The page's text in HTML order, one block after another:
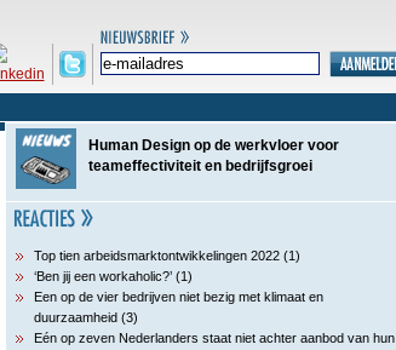
Human Design op de werkvloer voor
teameffectiviteit en bedrijfsgroei
Top tien arbeidsmarktontwikkelingen 2022 (1)
‘Ben jij een workaholic?’ (1)
Een op de vier bedrijven niet bezig met klimaat en
duurzaamheid (3)
Eén op zeven Nederlanders staat niet achter aanbod van hun